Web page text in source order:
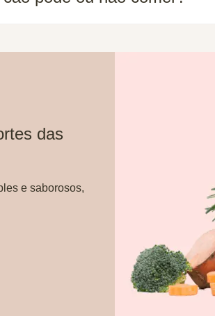
das
e saborosos,